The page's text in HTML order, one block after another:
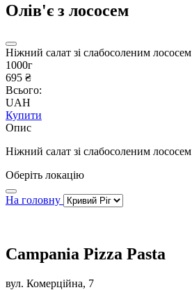
Олів'є з лососем
Ніжний салат зі слабосоленим лососем
1000г
695 ₴
Всього:
UAH
Купити
Опис
Ніжний салат зі слабосоленим лососем
Оберіть локацію
На головну
Campania Pizza Pasta
вул. Комерційна, 7